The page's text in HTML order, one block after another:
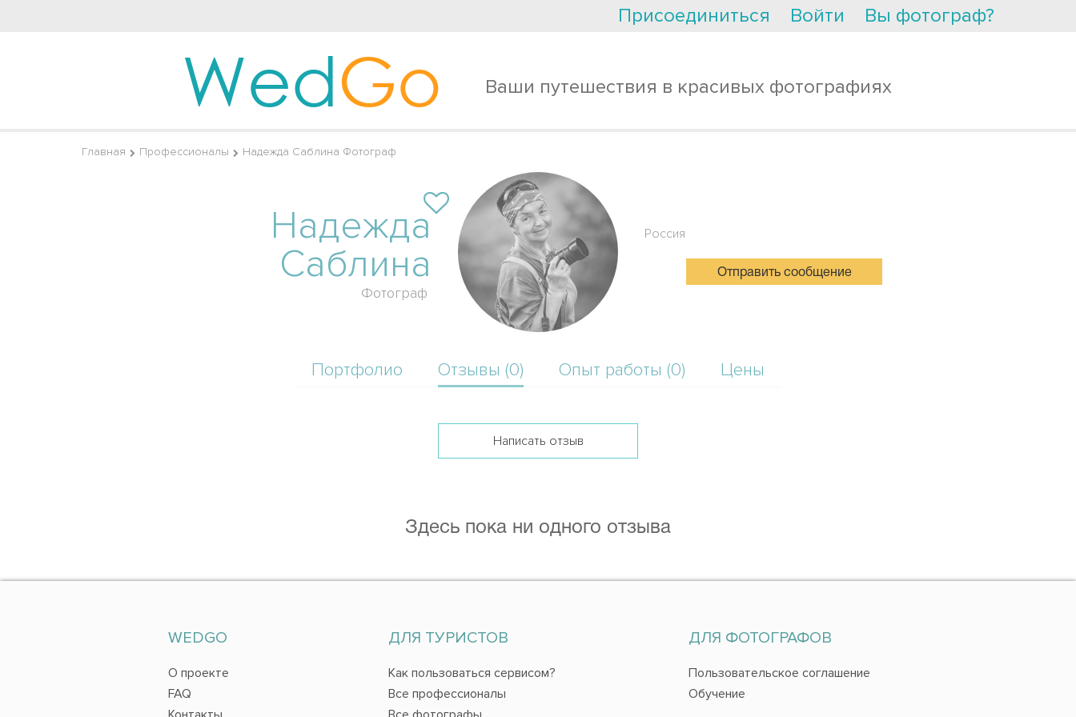
Присоединиться Войти Вы фотограф?
WedGo Ваши путешествия в красивых фотографиях
Главная Профессионалы Надежда Саблина Фотограф
Надежда
Саблина
Фотограф
Россия
Отправить сообщение
Портфолио Отзывы (0) Опыт работы (0) Цены
Написать отзыв
Здесь пока ни одного отзыва
WEDGO
О проекте
FAQ
ДЛЯ ТУРИСТОВ
Как пользоваться сервисом?
Все профессионалы
ДЛЯ ФОТОГРАФОВ
Пользовательское соглашение
Обучение